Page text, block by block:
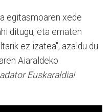
egitasmoaren xede
ditugu, eta ematen
ez izatea", azaldu du
Aiaraldeko
Euskaraldia!